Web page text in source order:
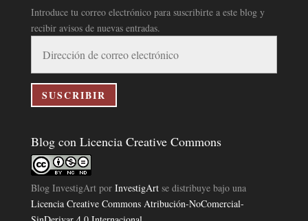
Introduce tu correo electrónico para suscribirte a este blog y
recibir avisos de nuevas entradas.
correo
electrónico
SUSCRIBIR
Blog con Licencia Creative Commons
Blog InvestigArtpor InvestigArtse distribuye bajo una
Licencia Creative Commons Atribución-NoComercial-